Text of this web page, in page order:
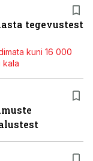
tegevustest
kuni 16 000
kala